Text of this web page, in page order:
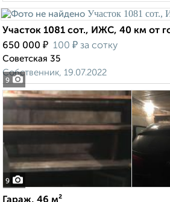
9
Участок 1081 сот., ИЖС, 40 км от
650 000 ₽ 100 ₽ за сотку
Советская 35
Собственник, 19.07.2022
9